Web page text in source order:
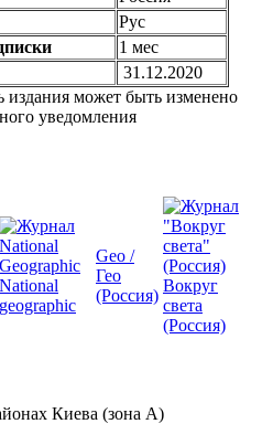
Рус
1 мес
31.12.2020
может быть изменено
уведомления
National
geographic
Geo /
Гео
(Россия)
Вокруг
света
(Россия)
Киева (зона А)